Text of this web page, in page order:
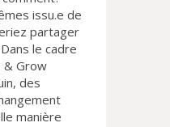
issu.e de
partager
le cadre
& Grow
des
manière